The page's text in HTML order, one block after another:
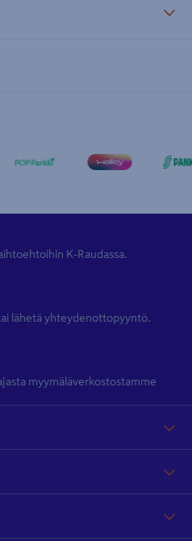
K-Raudassa.
lähetä yhteydenottopyyntö.
myymäläverkostostamme